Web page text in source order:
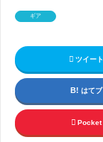
ギア
ツイート
はてブ
Pocket